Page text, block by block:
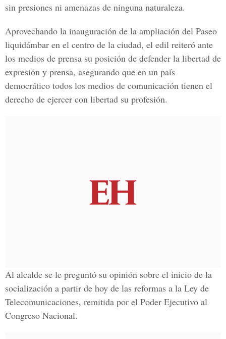
sin presiones ni amenazas de ninguna naturaleza.
Aprovechando la inauguración de la ampliación del Paseo
liquidámbar en el centro de la ciudad, el edil reiteró ante
los medios de prensa su posición de defender la libertad de
expresión y prensa, asegurando que en un país
democrático todos los medios de comunicación tienen el
derecho de ejercer con libertad su profesión.
Al alcalde se le preguntó su opinión sobre el inicio de la
socialización a partir de hoy de las reformas a la Ley de
Telecomunicaciones, remitida por el Poder Ejecutivo al
Congreso Nacional.